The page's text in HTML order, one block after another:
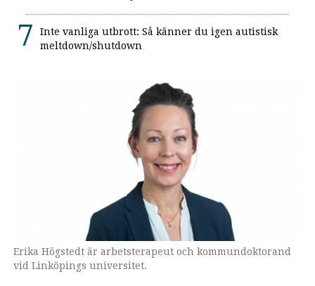
Inte vanliga utbrott: Så känner du igen autistisk
meltdown/shutdown
Erika Högstedt är arbetsterapeut och kommundoktorand
vid Linköpings universitet.